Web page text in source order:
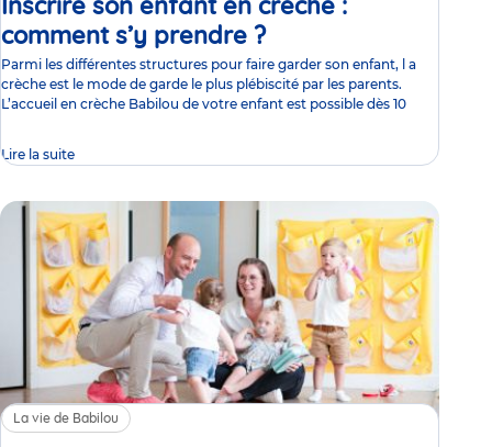
comment s’y prendre ?Article
Parmi les différentes structures pour faire garder son enfant, l a
crèche est le mode de garde le plus plébiscité par les parents.
L’accueil en crèche Babilou de votre enfant est possible dès 10
Lire la suite
La vie de Babilou